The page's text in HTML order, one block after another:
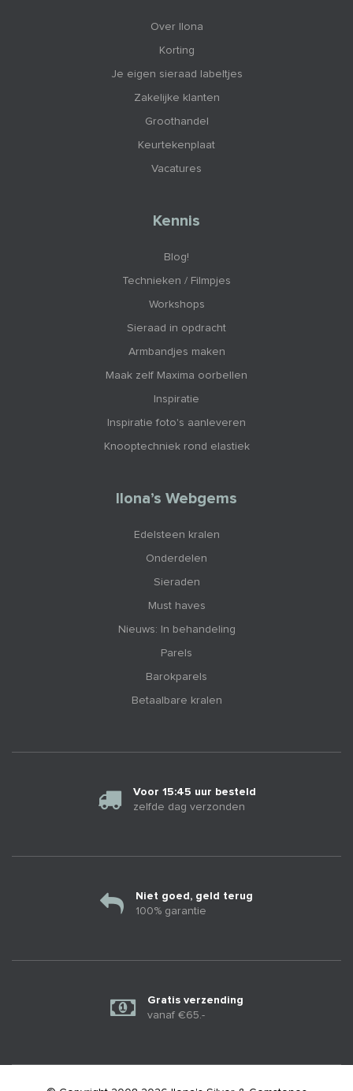
Over Ilona
Korting
Je eigen sieraad labeltjes
Zakelijke klanten
Groothandel
Keurtekenplaat
Vacatures
Kennis
Blog!
Technieken / Filmpjes
Workshops
Sieraad in opdracht
Armbandjes maken
Maak zelf Maxima oorbellen
Inspiratie
Inspiratie foto's aanleveren
Knooptechniek rond elastiek
Ilona’s Webgems
Edelsteen kralen
Onderdelen
Sieraden
Must haves
Nieuws: In behandeling
Parels
Barokparels
Betaalbare kralen
Voor 15:45 uur besteld
zelfde dag verzonden
Niet goed, geld terug
100% garantie
Gratis verzending
vanaf €65.-